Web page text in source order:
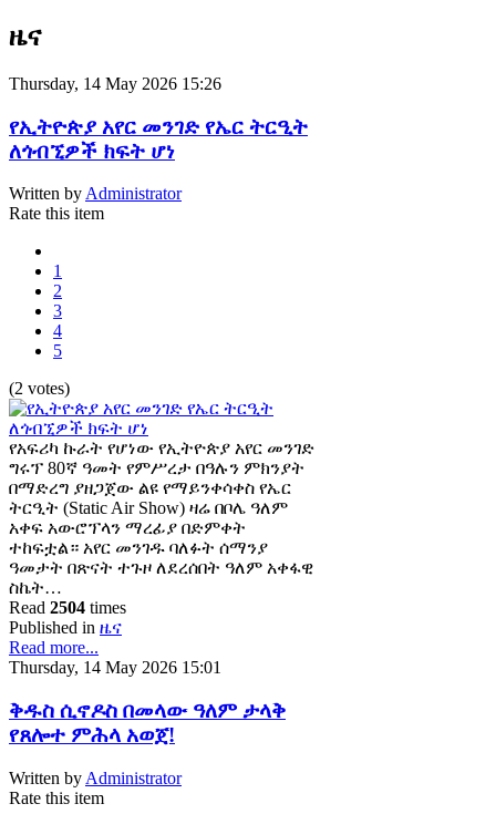
ዜና
Thursday, 14 May 2026 15:26
የኢትዮጵያ አየር መንገድ የኤር ትርዒት
ለጎብኚዎች ክፍት ሆነ
Written by Administrator
Rate this item
1
2
3
4
5
(2 votes)
የአፍሪካ ኩራት የሆነው የኢትዮጵያ አየር መንገድ
ግሩፕ 80ኛ ዓመት የምሥረታ በዓሉን ምክንያት
በማድረግ ያዘጋጀው ልዩ የማይንቀሳቀስ የኤር
ትርዒት (Static Air Show) ዛሬ በቦሌ ዓለም
አቀፍ አውሮፕላን ማረፊያ በድምቀት
ተከፍቷል። አየር መንገዱ ባለፉት ሰማንያ
ዓመታት በጽናት ተጉዞ ለደረሰበት ዓለም አቀፋዊ
ስኬት…
Read 2504 times
Published in ዜና
Read more...
Thursday, 14 May 2026 15:01
ቅዱስ ሲኖዶስ በመላው ዓለም ታላቅ
የጸሎተ ምሕላ አወጀ!
Written by Administrator
Rate this item